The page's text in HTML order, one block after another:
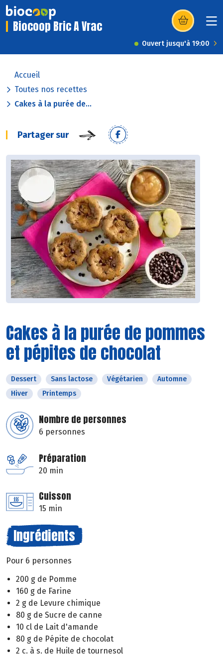
Biocoop Bric A Vrac (s’ouvre dans
Ouvert jusqu'à 19:00
Accueil
Toutes nos recettes
Cakes à la purée de...
Partager sur
Cakes à la purée de pommes
et pépites de chocolat
Dessert Sans lactose Végétarien
Automne
Hiver
Printemps
Nombre de personnes
6 personnes
Préparation
20 min
Cuisson
15 min
Ingrédients
Pour 6 personnes
200 g de Pomme
160 g de Farine
2 g de Levure chimique
80 g de Sucre de canne
10 cl de Lait d'amande
80 g de Pépite de chocolat
2 c. à s. de Huile de tournesol